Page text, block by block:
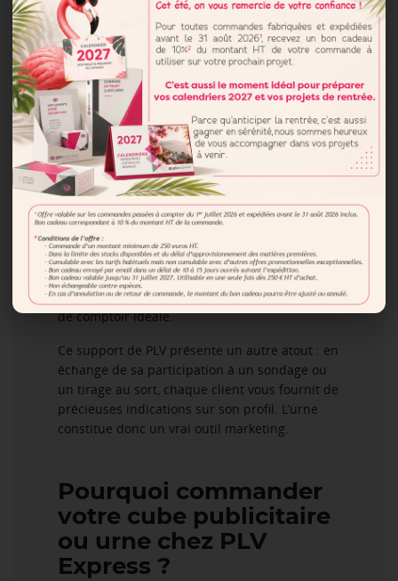
Faciles à monter comme à ranger et à stocker ;
Idéaux pour accueillir des images, un logo, un
slogan…
L’urne en microcannelure personnaliséeest
l’accessoire événementiel idéal. Vous organisez
un concours ? La boîte accueille les bulletins,
tandis que le fronton détaille le règlement et
présente les lots à gagner… le tout en mettant
votre enseigne en valeur.
Quant au cube en microcannelure, il sert de
support publicitaire en 3D et attire
instantanément l’attention des visiteurs. Vous
pouvez y imprimer votre logo, une photo ou
tout autre visuel attractif. Il constitue une PLV
de comptoir idéale.
Ce support de PLV présente un autre atout : en
échange de sa participation à un sondage ou
un tirage au sort, chaque client vous fournit de
précieuses indications sur son profil. L’urne
constitue donc un vrai outil marketing.
Pourquoi commander
votre cube publicitaire
ou urne chez PLV
Express ?